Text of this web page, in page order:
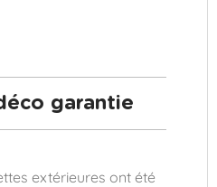
garantie
extérieures ont été